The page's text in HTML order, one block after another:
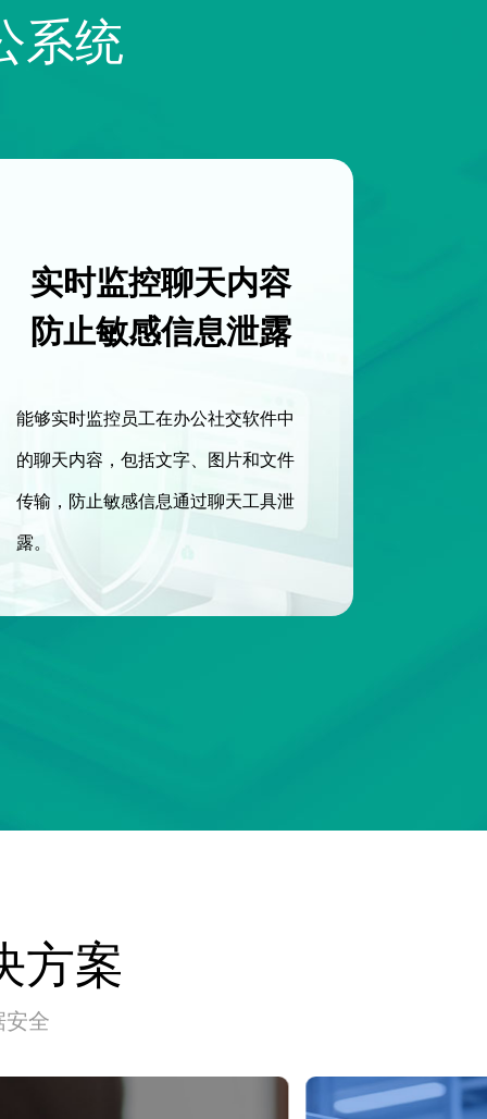
系统
实时监控聊天内容
防止敏感信息泄露
能够实时监控员工在办公社交软件中
的聊天内容，包括文字、图片和文件
传输，防止敏感信息通过聊天工具泄
露。
方案
全